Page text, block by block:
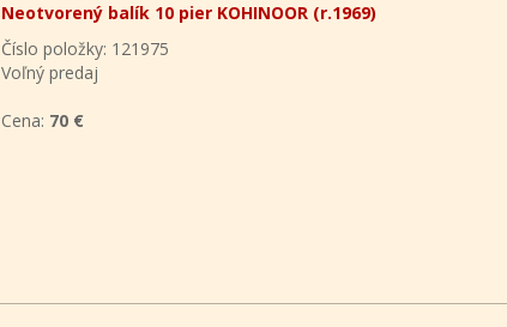
Neotvorený balík 10 pier KOHINOOR (r.1969)
Číslo položky: 121975
Voľný predaj
Cena: 70 €